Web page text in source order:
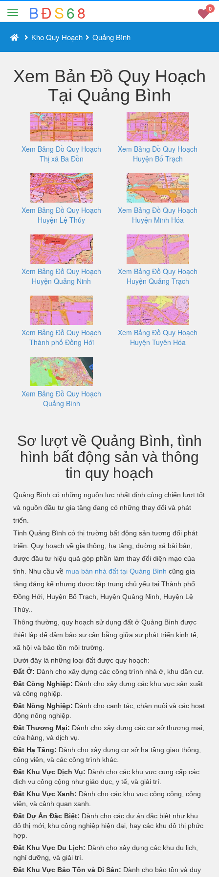
BĐS68 0
Kho Quy Hoạch Quảng Bình
Xem Bản Đồ Quy Hoạch
Tại Quảng Bình
Xem Bảng Đồ Quy Hoạch
Thị xã Ba Đồn
Xem Bảng Đồ Quy Hoạch
Huyện Bố Trạch
Xem Bảng Đồ Quy Hoạch
Huyện Lệ Thủy
Xem Bảng Đồ Quy Hoạch
Huyện Minh Hóa
Xem Bảng Đồ Quy Hoạch
Huyện Quảng Ninh
Xem Bảng Đồ Quy Hoạch
Huyện Quảng Trạch
Xem Bảng Đồ Quy Hoạch
Thành phố Đồng Hới
Xem Bảng Đồ Quy Hoạch
Huyện Tuyên Hóa
Xem Bảng Đồ Quy Hoạch
Quảng Bình
Sơ lượt về Quảng Bình, tình
hình bất động sản và thông
tin quy hoạch
Quảng Bình có những nguồn lực nhất định cùng chiến lượt tốt
và nguồn đầu tư gia tăng đang có những thay đổi và phát
triển.
Tỉnh Quảng Bình có thị trường bất động sản tương đối phát
triển. Quy hoạch về gia thông, hạ tầng, đường xá bài bản,
được đầu tư hiệu quả góp phần làm thay đổi diện mạo của
tỉnh. Nhu cầu về mua bán nhà đất tại Quảng Bình cũng gia
tăng đáng kể nhưng được tập trung chủ yếu tại Thành phố
Đồng Hới, Huyện Bố Trạch, Huyện Quảng Ninh, Huyện Lệ
Thủy..
Thông thường, quy hoạch sử dụng đất ở Quảng Bình được
thiết lập để đảm bảo sự cân bằng giữa sự phát triển kinh tế,
xã hội và bảo tồn môi trường.
Dưới đây là những loại đất được quy hoạch:
Đất Ở: Dành cho xây dựng các công trình nhà ở, khu dân cư.
Đất Công Nghiệp: Dành cho xây dựng các khu vực sản xuất
và công nghiệp.
Đất Nông Nghiệp: Dành cho canh tác, chăn nuôi và các hoạt
động nông nghiệp.
Đất Thương Mại: Dành cho xây dựng các cơ sở thương mại,
cửa hàng, và dịch vụ.
Đất Hạ Tầng: Dành cho xây dựng cơ sở hạ tầng giao thông,
công viên, và các công trình khác.
Đất Khu Vực Dịch Vụ: Dành cho các khu vực cung cấp các
dịch vụ công cộng như giáo dục, y tế, và giải trí.
Đất Khu Vực Xanh: Dành cho các khu vực công cộng, công
viên, và cảnh quan xanh.
Đất Dự Án Đặc Biệt: Dành cho các dự án đặc biệt như khu
đô thị mới, khu công nghiệp hiện đại, hay các khu đô thị phức
hợp.
Đất Khu Vực Du Lịch: Dành cho xây dựng các khu du lịch,
nghỉ dưỡng, và giải trí.
Đất Khu Vực Bảo Tồn và Di Sản: Dành cho bảo tồn và duy